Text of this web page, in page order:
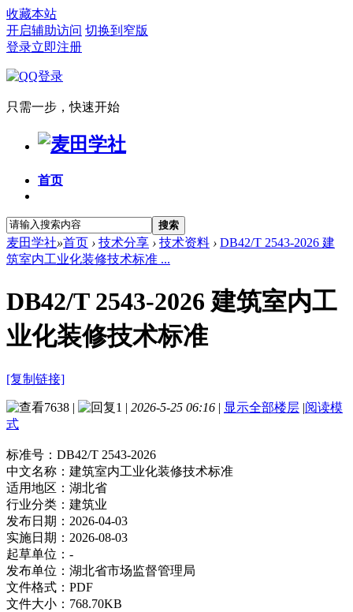
收藏本站
开启辅助访问 切换到窄版
登录立即注册
只需一步，快速开始
首页
搜索
麦田学社»首页 › 技术分享 › 技术资料 › DB42/T 2543-2026 建
筑室内工业化装修技术标准 ...
DB42/T 2543-2026 建筑室内工
业化装修技术标准
[复制链接]
7638 | 1 | 2026-5-25 06:16 | 显示全部楼层 |阅读模
式
标准号： DB42/T 2543-2026
中文名称： 建筑室内工业化装修技术标准
适用地区： 湖北省
行业分类： 建筑业
发布日期： 2026-04-03
实施日期： 2026-08-03
起草单位： -
发布单位： 湖北省市场监督管理局
文件格式： PDF
文件大小： 768.70KB